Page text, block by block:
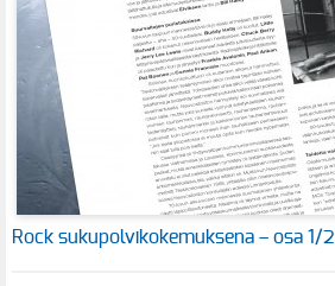
Rock sukupolvikokemuksena – osa 1/2